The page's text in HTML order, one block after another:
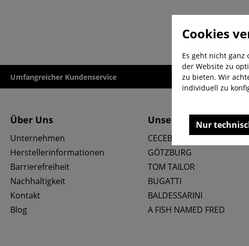
Umfangreicher Kundenservice Kauf auf Rechnung
Über Uns
Unternehmen
Herstellerinformationen
Barrierefreiheit
Nachhaltigkeit
Kontakt
Blog
Unsere Marken
CECEBA
GÖTZBURG
TOM TAILOR
BUGATTI
BALDESSARINI
A FISH NAMED FRED
Cookies
Es geht nicht ganz
der Website zu
zu bieten. Wir
individuell zu
Nur